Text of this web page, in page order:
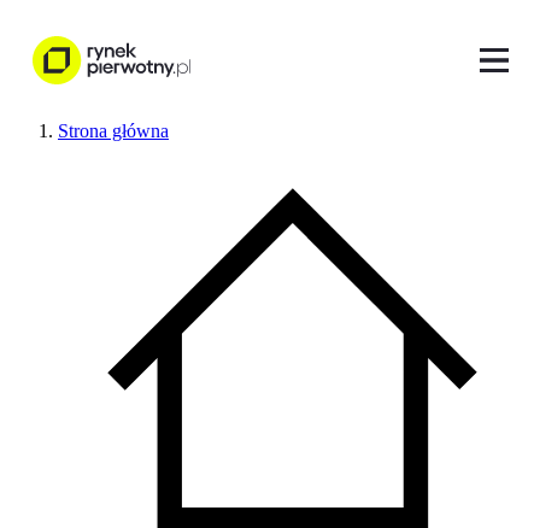
Strona główna